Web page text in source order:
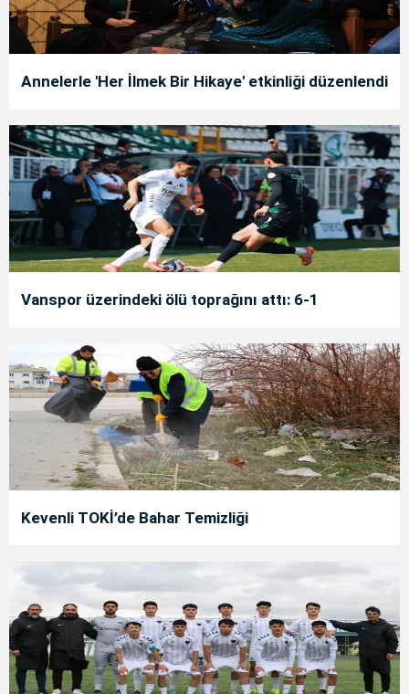
Annelerle 'Her İlmek Bir Hikaye' etkinliği düzenlendi
Vanspor üzerindeki ölü toprağını attı: 6-1
Kevenli TOKİ’de Bahar Temizliği